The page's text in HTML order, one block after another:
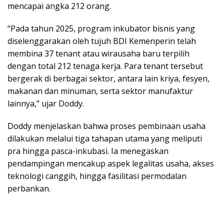
mencapai angka 212 orang.
“Pada tahun 2025, program inkubator bisnis yang
diselenggarakan oleh tujuh BDI Kemenperin telah
membina 37 tenant atau wirausaha baru terpilih
dengan total 212 tenaga kerja. Para tenant tersebut
bergerak di berbagai sektor, antara lain kriya, fesyen,
makanan dan minuman, serta sektor manufaktur
lainnya,” ujar Doddy.
Doddy menjelaskan bahwa proses pembinaan usaha
dilakukan melalui tiga tahapan utama yang meliputi
pra hingga pasca-inkubasi. Ia menegaskan
pendampingan mencakup aspek legalitas usaha, akses
teknologi canggih, hingga fasilitasi permodalan
perbankan.